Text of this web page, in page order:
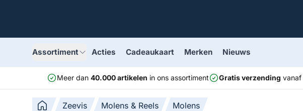
Assortiment Acties Cadeaukaart Merken Nieuws
Meer dan 40.000 artikelen in ons assortiment Gratis verzending vanaf
Zeevis Molens & Reels Molens